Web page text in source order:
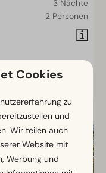
3 Nächte
2 Personen
Cookies
zu
und
Wir teilen auch
Website mit
Werbung und